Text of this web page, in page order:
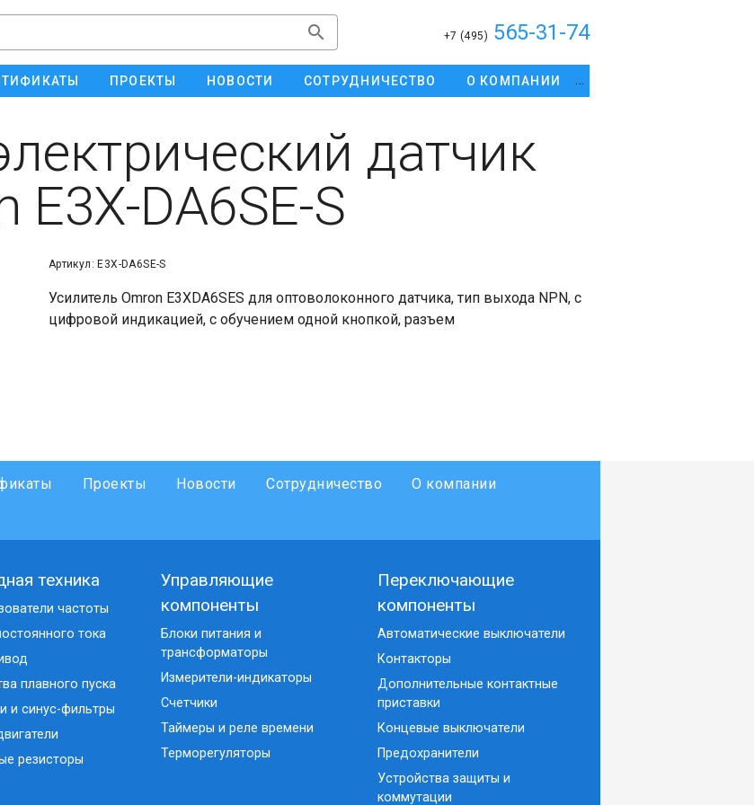
+7 (495) 565-31-74
ПРОЕКТЫ НОВОСТИ СОТРУДНИЧЕСТВО О КОМПАНИИ
датчик
E3X-DA6SE-S
Артикул: E3X-DA6SE-S
Усилитель Omron E3XDA6SES для оптоволоконного датчика, тип выхода NPN, с
цифровой индикацией, с обучением одной кнопкой, разъем
Проекты Новости Сотрудничество
О компании
техника
частоты
тока
плавного пуска
и синус-фильтры
резисторы
Управляющие
компоненты
Блоки питания и
трансформаторы
Измерители-индикаторы
Счетчики
Таймеры и реле времени
Терморегуляторы
Переключающие
компоненты
Автоматические выключатели
Контакторы
Дополнительные контактные
приставки
Концевые выключатели
Предохранители
Устройства защиты и
коммутации